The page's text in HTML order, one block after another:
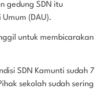
gedung SDN itu
(DAU).
untuk membicarakan
SDN Kamunti sudah 7
sekolah sudah sering